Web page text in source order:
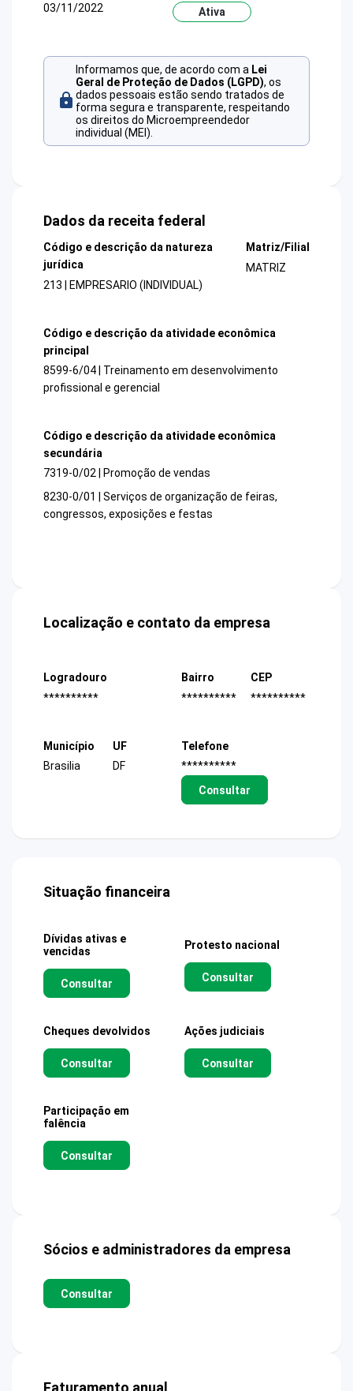
03/11/2022
Ativa
Informamos que, de acordo com a Lei
Geral de Proteção de Dados (LGPD), os
dados pessoais estão sendo tratados de
forma segura e transparente, respeitando
os direitos do Microempreendedor
individual (MEI).
Dados da receita federal
Código e descrição da natureza
jurídica
213 | EMPRESARIO (INDIVIDUAL)
Matriz/Filial
MATRIZ
Código e descrição da atividade econômica
principal
8599-6/04 | Treinamento em desenvolvimento
profissional e gerencial
Código e descrição da atividade econômica
secundária
7319-0/02 | Promoção de vendas
8230-0/01 | Serviços de organização de feiras,
congressos, exposições e festas
Localização e contato da empresa
Logradouro
**********
Bairro
**********
CEP
**********
Município
Brasilia
UF
DF
Telefone
**********
Consultar
Situação financeira
Dívidas ativas e
vencidas
Consultar
Protesto nacional
Consultar
Cheques devolvidos
Consultar
Ações judiciais
Consultar
Participação em
falência
Consultar
Sócios e administradores da empresa
Consultar
Faturamento anual